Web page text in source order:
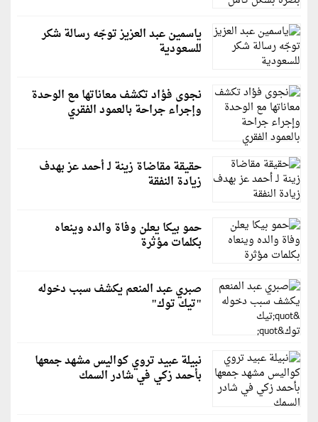
ياسمين عبد العزيز توجّه رسالة شكر
للسعودية
نجوى فؤاد تكشف معاناتها مع الوحدة
وإجراء جراحة بالعمود الفقري
حقيقة مقاضاة زينة لـ أحمد عز بهدف
زيادة النفقة
حمو بيكا يعلن وفاة والده وينعاه
بكلمات مؤثرة
صبري عبد المنعم يكشف سبب دخوله
"تيك توك"
نبيلة عبيد تروي كواليس مشهد جمعها
بأحمد زكي في شادر السمك